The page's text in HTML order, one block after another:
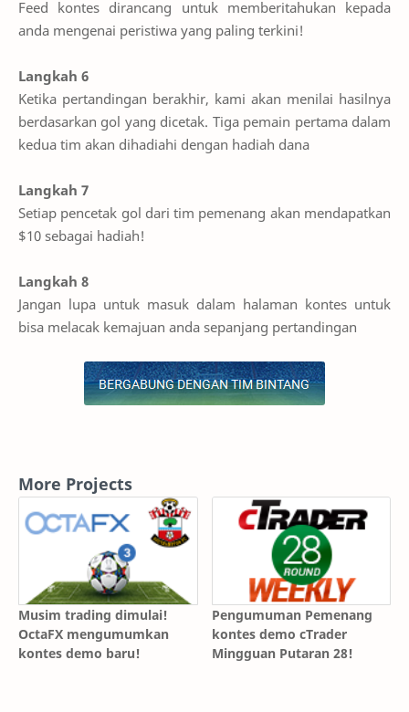
Feed kontes dirancang untuk memberitahukan kepada
anda mengenai peristiwa yang paling terkini!
Langkah 6
Ketika pertandingan berakhir, kami akan menilai hasilnya
berdasarkan gol yang dicetak. Tiga pemain pertama dalam
kedua tim akan dihadiahi dengan hadiah dana
Langkah 7
Setiap pencetak gol dari tim pemenang akan mendapatkan
$10 sebagai hadiah!
Langkah 8
Jangan lupa untuk masuk dalam halaman kontes untuk
bisa melacak kemajuan anda sepanjang pertandingan
More Projects
Musim trading dimulai!
OctaFX mengumumkan
kontes demo baru!
Pengumuman Pemenang
kontes demo cTrader
Mingguan Putaran 28!